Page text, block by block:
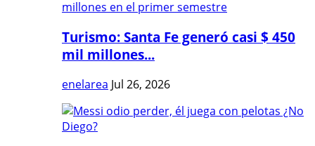
Turismo: Santa Fe generó casi $ 450
mil millones...
enelarea Jul 26, 2026